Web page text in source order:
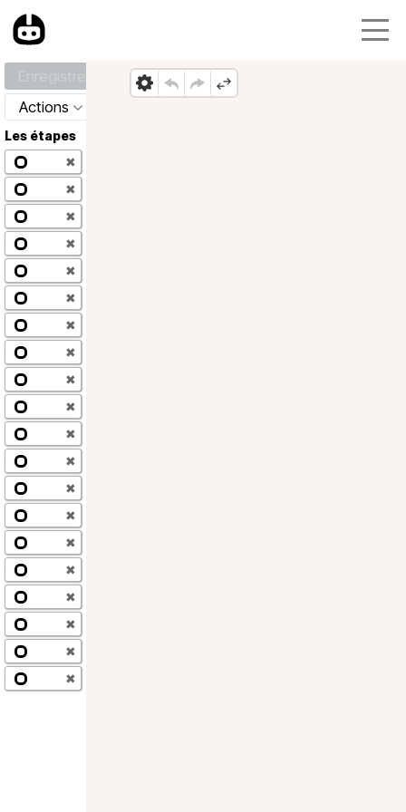
Actions
Les étapes
✖
✖
✖
✖
✖
✖
✖
✖
✖
✖
✖
✖
✖
✖
✖
✖
✖
✖
✖
✖